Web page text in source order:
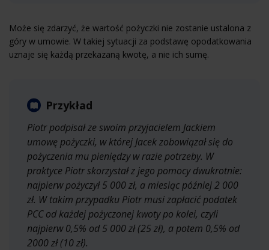
Może się zdarzyć, że wartość pożyczki nie zostanie ustalona z
góry w umowie. W takiej sytuacji za podstawę opodatkowania
uznaje się każdą przekazaną kwotę, a nie ich sumę.
Przykład
Piotr podpisał ze swoim przyjacielem Jackiem
umowę pożyczki, w której Jacek zobowiązał się do
pożyczenia mu pieniędzy w razie potrzeby. W
praktyce Piotr skorzystał z jego pomocy dwukrotnie:
najpierw pożyczył 5 000 zł, a miesiąc później 2 000
zł. W takim przypadku Piotr musi zapłacić podatek
PCC od każdej pożyczonej kwoty po kolei, czyli
najpierw 0,5% od 5 000 zł (25 zł), a potem 0,5% od
2000 zł (10 zł).